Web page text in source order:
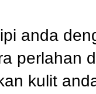
anda
perlahan
kulit